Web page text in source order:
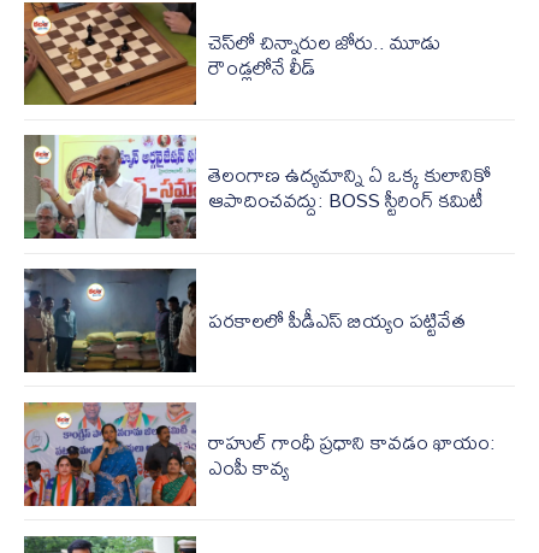
చెస్‌లో చిన్నారుల జోరు.. మూడు
రౌండ్లలోనే లీడ్
తెలంగాణ ఉద్యమాన్ని ఏ ఒక్క కులానికో
ఆపాదించవద్దు: BOSS స్టీరింగ్ కమిటీ
పరకాలలో పీడీఎస్‌ బియ్యం పట్టివేత
రాహుల్ గాంధీ ప్రధాని కావడం ఖాయం:
ఎంపీ కావ్య